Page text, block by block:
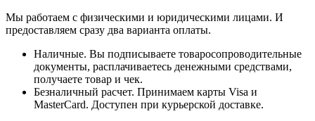
Мы работаем с физическими и юридическими лицами. И
предоставляем сразу два варианта оплаты.
Наличные. Вы подписываете товаросопроводительные
документы, расплачиваетесь денежными средствами,
получаете товар и чек.
Безналичный расчет. Принимаем карты Visa и
MasterCard. Доступен при курьерской доставке.